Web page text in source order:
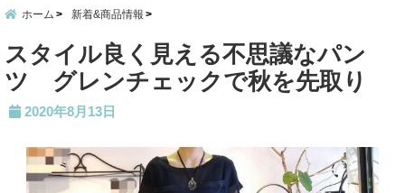
ホーム 新着&商品情報
スタイル良く見える不思議なパン
ツ グレンチェックで秋を先取り
2020年8月13日